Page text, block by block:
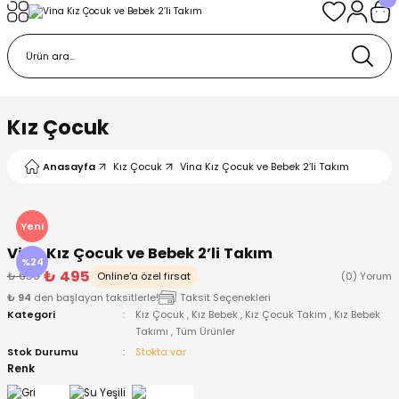
Kız Çocuk
Anasayfa Kız Çocuk Vina Kız Çocuk ve Bebek 2’li Takım
Yeni
%24
Vina Kız Çocuk ve Bebek 2’li Takım
₺ 650 ₺ 495 Online'a özel fırsat
(0) Yorum
₺ 94 den başlayan taksitlerle!
Taksit Seçenekleri
Kategori
Kız Çocuk , Kız Bebek , Kız Çocuk Takım , Kız Bebek
Takımı ,Tüm Ürünler
Stok Durumu
Stokta var
Renk
Giyim
Bere ve Eldiven
Body
Bere ve Eldiven
Body
ve Patik
Çıkışı ve Zıbın Seti
Ürünleri